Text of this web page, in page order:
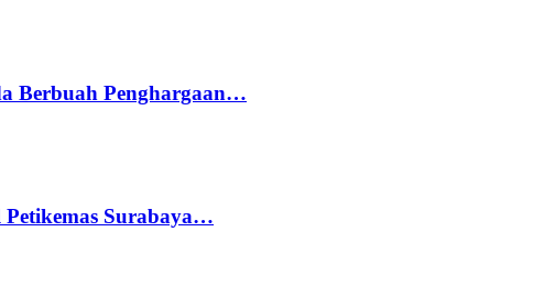
Berbuah Penghargaan…
Petikemas Surabaya…